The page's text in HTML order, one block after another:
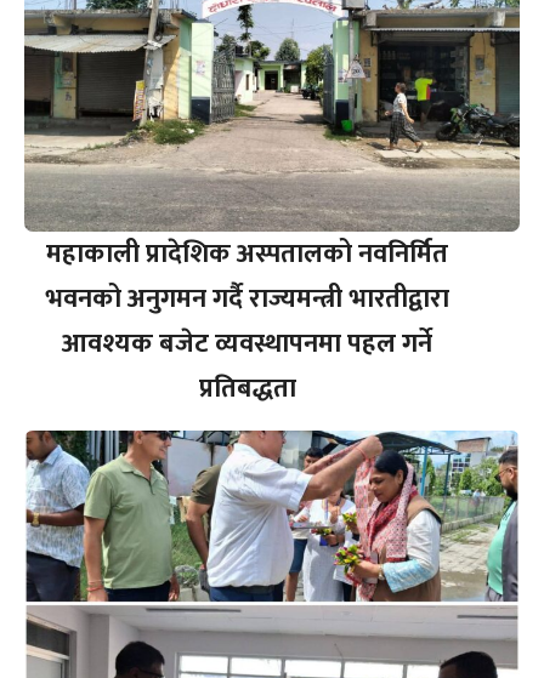
महाकाली प्रादेशिक अस्पतालको नवनिर्मित
भवनको अनुगमन गर्दै राज्यमन्त्री भारतीद्वारा
आवश्यक बजेट व्यवस्थापनमा पहल गर्ने
प्रतिबद्धता